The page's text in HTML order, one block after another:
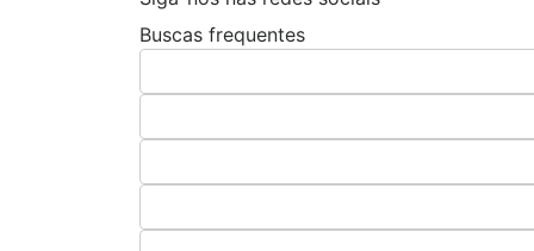
Buscas frequentes